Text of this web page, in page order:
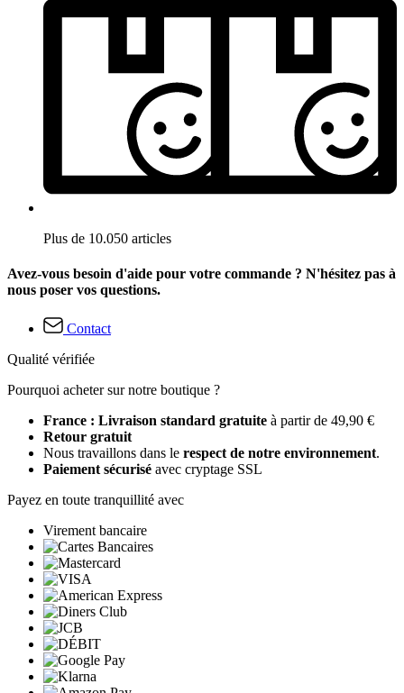
Plus de 10.050 articles
Avez-vous besoin d'aide pour votre commande ? N'hésitez pas à
nous poser vos questions.
Contact
Qualité vérifiée
Pourquoi acheter sur notre boutique ?
France : Livraison standard gratuite à partir de 49,90 €
Retour gratuit
Nous travaillons dans le respect de notre environnement.
Paiement sécurisé avec cryptage SSL
Payez en toute tranquillité avec
Virement bancaire